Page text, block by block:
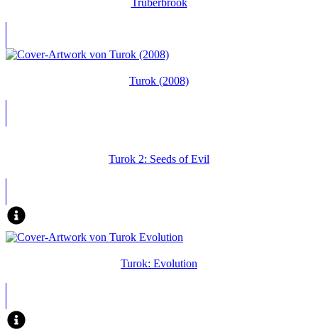
Trüberbrook
Turok (2008)
Turok 2: Seeds of Evil
Turok: Evolution